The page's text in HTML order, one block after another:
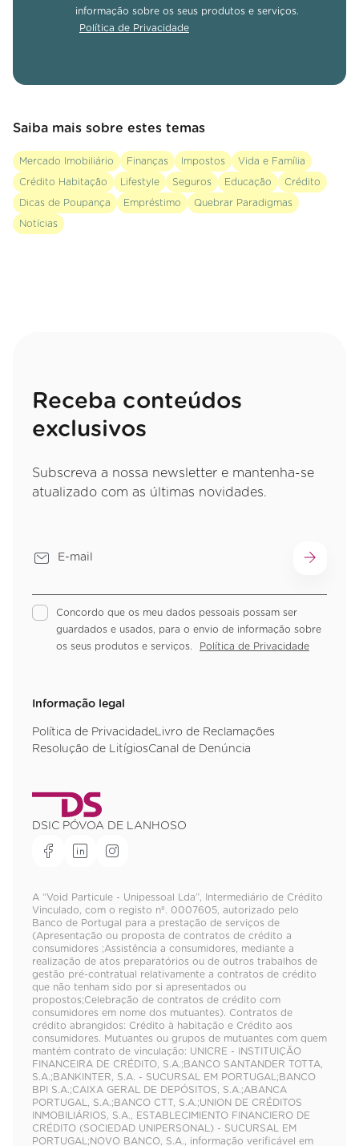
informação sobre os seus produtos e serviços.
Política de Privacidade
Saiba mais sobre estes temas
Mercado Imobiliário Finanças Impostos Vida e Família
Crédito Habitação Lifestyle Seguros Educação Crédito
Dicas de Poupança Empréstimo Quebrar Paradigmas
Notícias
Receba conteúdos
exclusivos
Subscreva a nossa newsletter e mantenha-se
atualizado com as últimas novidades.
Concordo que os meu dados pessoais possam ser
guardados e usados, para o envio de informação sobre
os seus produtos e serviços.
Política de Privacidade
Informação legal
Política de Privacidade Livro de Reclamações
Resolução de LitígiosCanal de Denúncia
DSIC PÓVOA DE LANHOSO
A “Void Particule - Unipessoal Lda”, Intermediário de Crédito
Vinculado, com o registo nº. 0007605, autorizado pelo
Banco de Portugal para a prestação de serviços de
(Apresentação ou proposta de contratos de crédito a
consumidores ;Assistência a consumidores, mediante a
realização de atos preparatórios ou de outros trabalhos de
gestão pré-contratual relativamente a contratos de crédito
que não tenham sido por si apresentados ou
propostos;Celebração de contratos de crédito com
consumidores em nome dos mutuantes). Contratos de
crédito abrangidos: Crédito à habitação e Crédito aos
consumidores. Mutuantes ou grupos de mutuantes com quem
mantém contrato de vinculação: UNICRE - INSTITUIÇÃO
FINANCEIRA DE CRÉDITO, S.A.;BANCO SANTANDER TOTTA,
S.A.;BANKINTER, S.A. - SUCURSAL EM PORTUGAL;BANCO
BPI S.A.;CAIXA GERAL DE DEPÓSITOS, S.A.;ABANCA
PORTUGAL, S.A.;BANCO CTT, S.A.;UNION DE CRÉDITOS
INMOBILIÁRIOS, S.A., ESTABLECIMIENTO FINANCIERO DE
CRÉDITO (SOCIEDAD UNIPERSONAL) - SUCURSAL EM
PORTUGAL;NOVO BANCO, S.A., informação verificável em